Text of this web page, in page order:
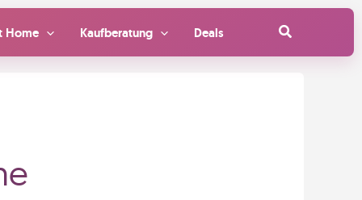
Home Kaufberatung Deals Suchen